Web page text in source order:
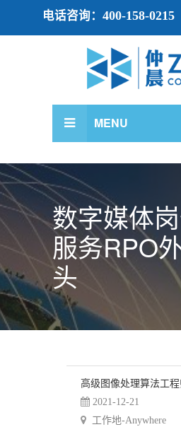
电话咨询： 400-158-0215
MENU
数字媒体
服务RPO
头
高级图像处理算法工
2021-12-21
工作地-Anywhere